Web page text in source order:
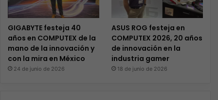
GIGABYTE festeja 40
años en COMPUTEX de la
mano de la innovación y
con la mira en México
24 de junio de 2026
ASUS ROG festeja en
COMPUTEX 2026, 20 años
de innovación en la
industria gamer
18 de junio de 2026